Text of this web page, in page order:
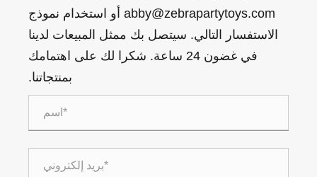
abby@zebrapartytoys.com أو استخدام نموذج
الاستفسار التالي. سيتصل بك ممثل المبيعات لدينا
في غضون 24 ساعة. شكرا لك على اهتمامك
بمنتجاتنا.